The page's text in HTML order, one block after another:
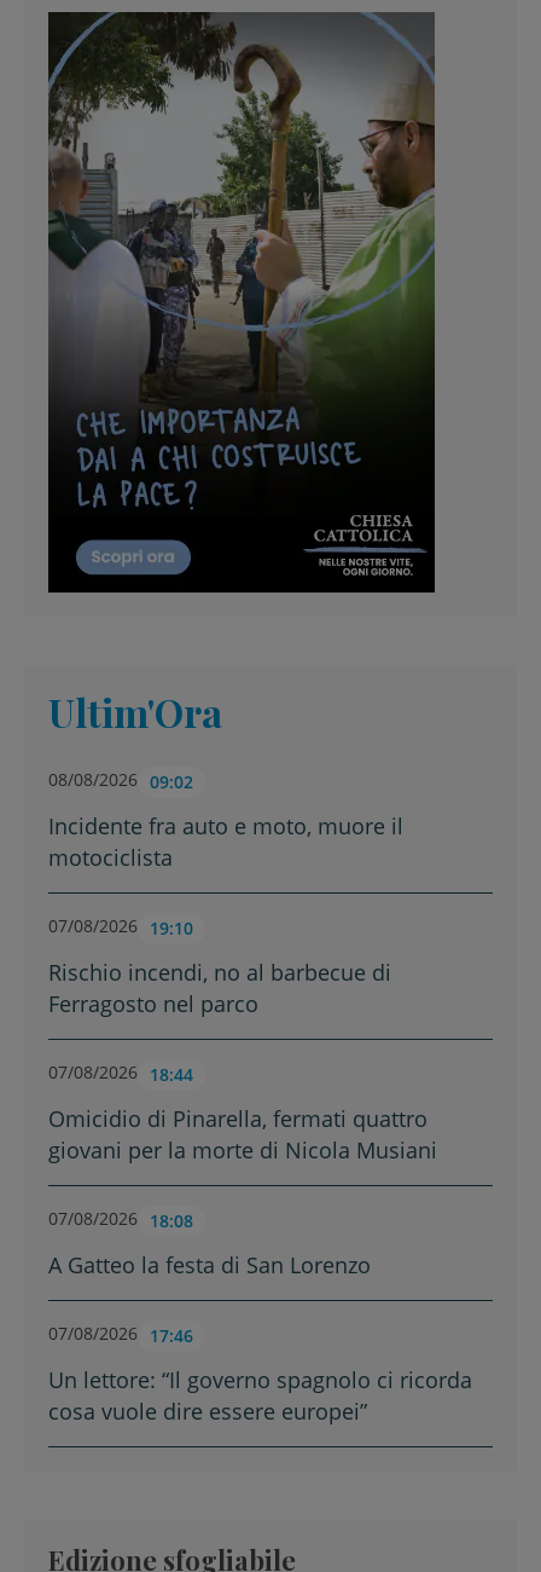
Ultim'Ora
08/08/2026 09:02
Incidente fra auto e moto, muore il
motociclista
07/08/2026 19:10
Rischio incendi, no al barbecue di
Ferragosto nel parco
07/08/2026 18:44
Omicidio di Pinarella, fermati quattro
giovani per la morte di Nicola Musiani
07/08/2026 18:08
A Gatteo la festa di San Lorenzo
07/08/2026 17:46
Un lettore: “Il governo spagnolo ci ricorda
cosa vuole dire essere europei”
Edizione sfogliabile